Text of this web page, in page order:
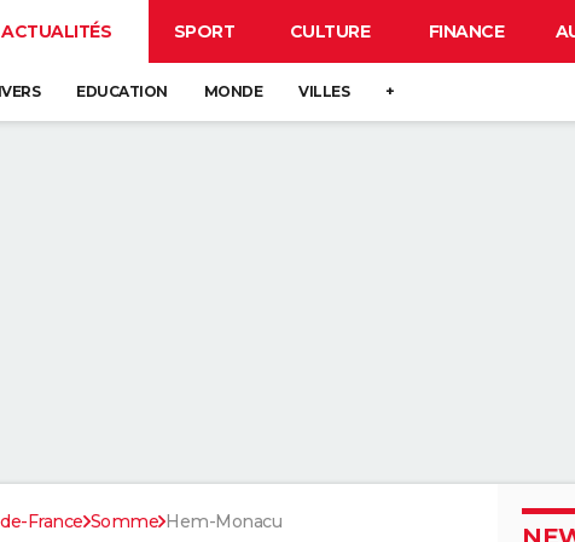
ACTUALITÉS SPORT CULTURE FINANCE
EDUCATION MONDE VILLES +
France Somme Hem-Monacu